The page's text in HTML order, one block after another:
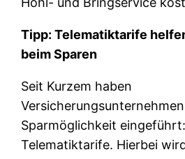
Tipp: Telematiktarife
beim Sparen
Seit Kurzem haben
Sparmöglichkeit
Telematiktarife. Hierbei